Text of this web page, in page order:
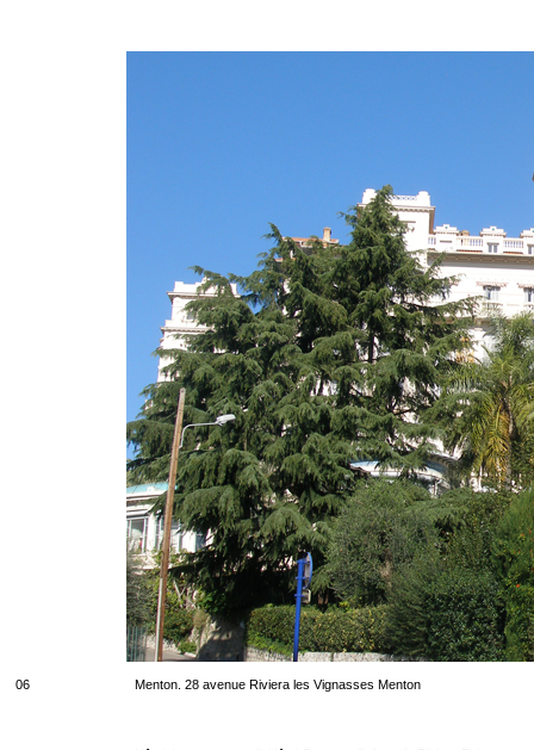
06 Menton. 28 avenue Riviera les Vignasses Menton